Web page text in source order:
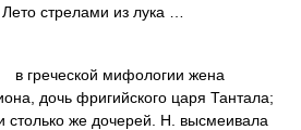
стрелами из лука …
греческой мифологии жена
дочь фригийского царя Тантала;
столько же дочерей. Н. высмеивала